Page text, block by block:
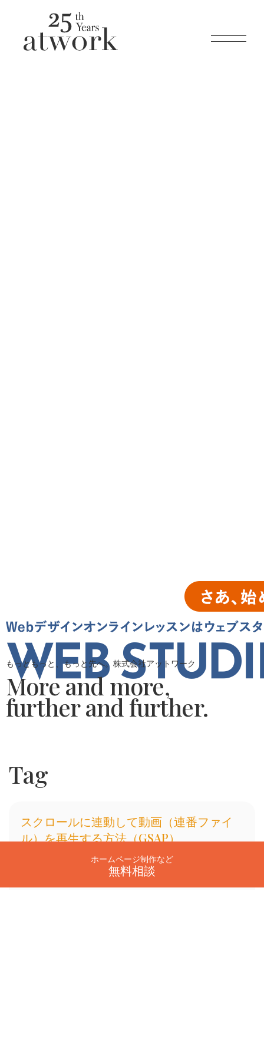
もっともっと、もっと先へ。株式会社アットワーク
More and more,
further and further.
Tag
スクロールに連動して動画（連番ファイ
ル）を再生する方法（GSAP）
Appleのサイトなどでよく見かけるのギミックですが、GSAP
ホームページ制作など
無料相談